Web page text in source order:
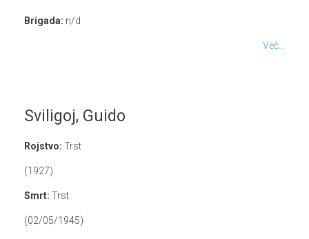
Brigada: n/d
Več...
Sviligoj, Guido
Rojstvo: Trst
(1927)
Smrt: Trst
(02/05/1945)